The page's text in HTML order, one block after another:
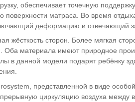
обеспечивает точечную
поверхности матраса. Во время
деформацию и отвечающий
жёсткость сторон. Более мягкая
Оба материала имеют природное
в данной модели подарят ребёнку
представленной в виде
циркуляцию воздуха между